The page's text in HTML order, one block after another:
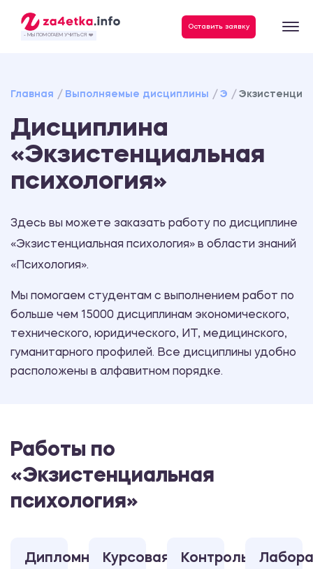
- МЫ ПОМОГАЕМ УЧИТЬСЯ ❤️
Оставить заявку
Главная Выполняемые дисциплины Э
Дисциплина
«Экзистенциальная
психология»
Здесь вы можете заказать работу по дисциплине
«Экзистенциальная психология» в области знаний
«Психология».
Мы помогаем студентам с выполнением работ по
больше чем 15000 дисциплинам экономического,
технического, юридического, ИТ, медицинского,
гуманитарного профилей. Все дисциплины удобно
расположены в алфавитном порядке.
Работы по
«Экзистенциальная
психология»
ДипломнаяКурсовая
Контрольная